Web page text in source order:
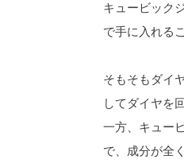
キュービック
で手に入れる
そもそもダイ
してダイヤを
一方、キュー
で、成分が全